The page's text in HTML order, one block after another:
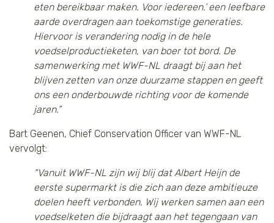
eten bereikbaar maken. Voor iedereen.’ een leefbare
aarde overdragen aan toekomstige generaties.
Hiervoor is verandering nodig in de hele
voedselproductieketen, van boer tot bord. De
samenwerking met WWF-NL draagt bij aan het
blijven zetten van onze duurzame stappen en geeft
ons een onderbouwde richting voor de komende
jaren.”
Bart Geenen, Chief Conservation Officer van WWF-NL
vervolgt:
“Vanuit WWF-NL zijn wij blij dat Albert Heijn de
eerste supermarkt is die zich aan deze ambitieuze
doelen heeft verbonden. Wij werken samen aan een
voedselketen die bijdraagt aan het tegengaan van